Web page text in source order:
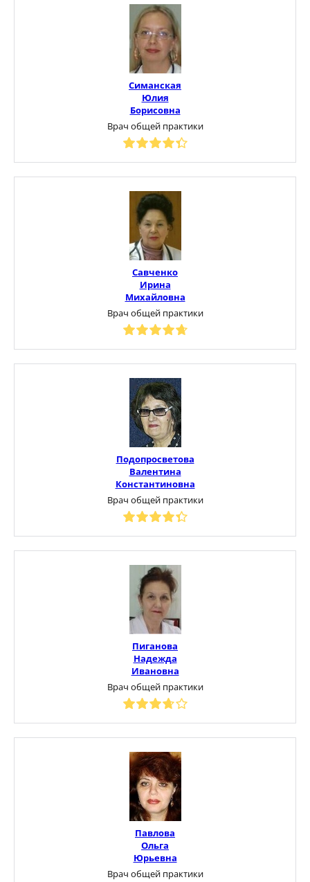
Симанская
Юлия
Борисовна
Врач общей практики
Савченко
Ирина
Михайловна
Врач общей практики
Подопросветова
Валентина
Константиновна
Врач общей практики
Пиганова
Надежда
Ивановна
Врач общей практики
Павлова
Ольга
Юрьевна
Врач общей практики